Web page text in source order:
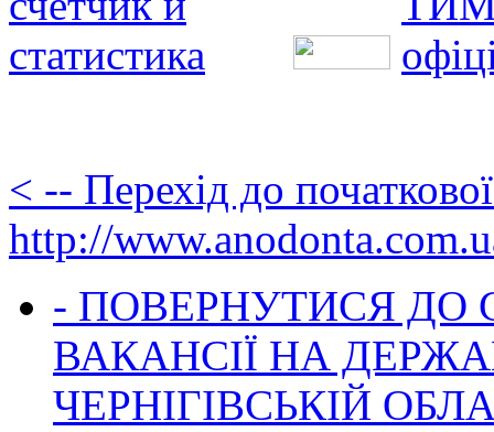
< -- Перехід до
http://
- ПОВЕРНУТИСЯ ДО
ВАКАНСІЇ НА
ЧЕРНІГІВСЬКІЙ